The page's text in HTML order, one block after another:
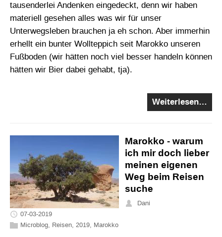
tausenderlei Andenken eingedeckt, denn wir haben
materiell gesehen alles was wir für unser
Unterwegsleben brauchen ja eh schon. Aber immerhin
erhellt ein bunter Wollteppich seit Marokko unseren
Fußboden (wir hätten noch viel besser handeln können
hätten wir Bier dabei gehabt, tja).
Weiterlesen…
Marokko - warum
ich mir doch lieber
meinen eigenen
Weg beim Reisen
suche
Dani
07-03-2019
Microblog, Reisen, 2019, Marokko